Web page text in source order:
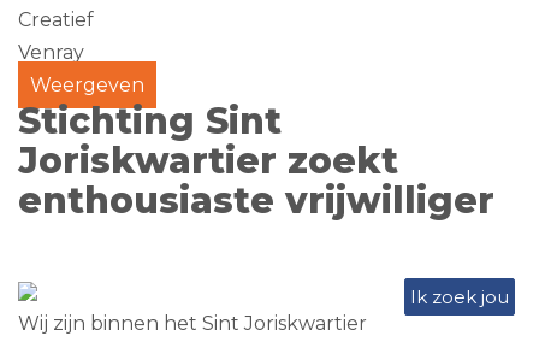
Creatief
Venray
Weergeven
Stichting Sint
Joriskwartier zoekt
enthousiaste vrijwilliger
Ik zoek jou
Wij zijn binnen het Sint Joriskwartier